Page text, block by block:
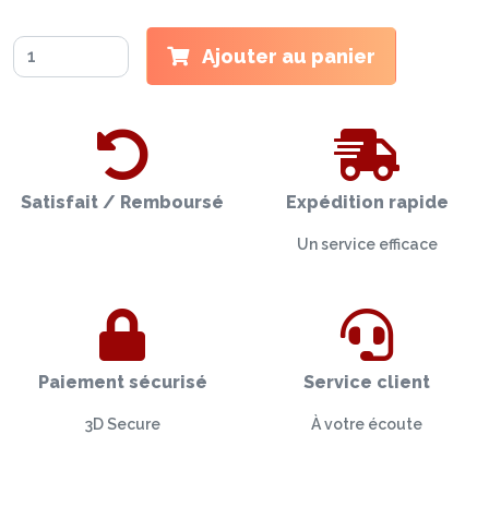
Ajouter au panier
Satisfait / Remboursé Expédition rapide
Un service efficace
Paiement sécurisé
3D Secure
Service client
À votre écoute